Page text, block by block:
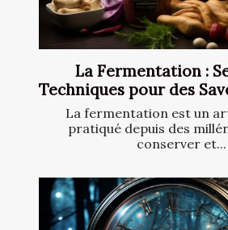
La Fermentation :
Techniques pour des
La fermentation est un
pratiqué depuis des
conserver et...